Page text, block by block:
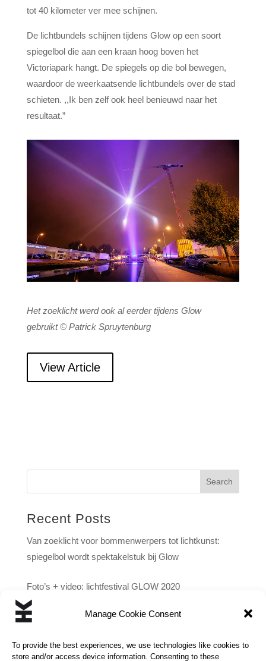
Manage Cookie Consent
To provide the best experiences, we use technologies like cookies to
store and/or access device information. Consenting to these
tot 40 kilometer ver mee schijnen.
De lichtbundels schijnen tijdens Glow op een soort
spiegelbol die aan een kraan hoog boven het
Victoriapark hangt. De spiegels op die bol bewegen,
waardoor de weerkaatsende lichtbundels over de stad
schieten. ,,Ik ben zelf ook heel benieuwd naar het
resultaat.”
Het zoeklicht werd ook al eerder tijdens Glow
gebruikt© Patrick Spruytenburg
View Article
Search
Recent Posts
Van zoeklicht voor bommenwerpers tot lichtkunst:
spiegelbol wordt spektakelstuk bij Glow
Foto’s + video: lichtfestival GLOW 2020
‘Best bewaarde geheim van Eindhoven’ onthuld: hele